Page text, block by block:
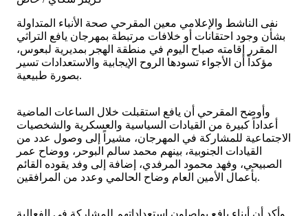
نفى الناشط والإعلامي معين المقرحي صحة الأنباء المتداولة
بشأن وجود احتقانات أو خلافات مرتبطة بمهرجان يافع التراثي
المقرر إقامته صباح اليوم في منطقة الهجر بمديرية لبعوس،
مؤكداً أن الأجواء تسودها الروح الإيجابية والاستعدادات تسير
بصورة طبيعية.
وأوضح المقرحي أن يافع استقبلت خلال الساعات الماضية
أعداداً كبيرة من القيادات السياسية والعسكرية والشخصيات
الاجتماعية للمشاركة في المهرجان، مشيراً إلى وصول عدد من
القيادات الجنوبية، بينهم محمد سالم البوحر، ووضاح عمر
الصبيحي، وفهد محمود المرفدي، إضافة إلى وفد يقوده القائم
بأعمال الأمين العام وضاح الحالمي وعدد من المرافقين.
وأكد أن أبناء يافع يواصلون استعداداتهم للمشاركة في الفعالية